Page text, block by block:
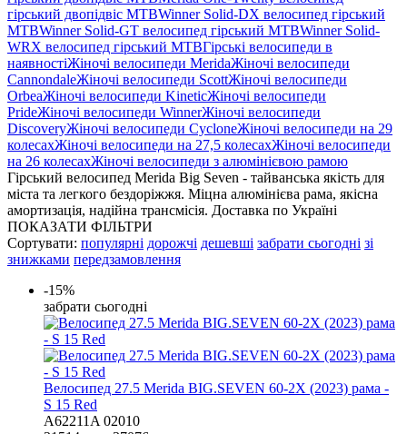
гірський двопідвіс MTBWinner Solid-DX велосипед гірський
MTBWinner Solid-GT велосипед гірський MTBWinner Solid-
WRX велосипед гірський MTBГірські велосипеди в
наявностіЖіночі велосипеди MeridaЖіночі велосипеди
CannondaleЖіночі велосипеди ScottЖіночі велосипеди
OrbeaЖіночі велосипеди KineticЖіночі велосипеди
PrideЖіночі велосипеди WinnerЖіночі велосипеди
DiscoveryЖіночі велосипеди CycloneЖіночі велосипеди на 29
колесахЖіночі велосипеди на 27,5 колесахЖіночі велосипеди
на 26 колесахЖіночі велосипеди з алюмінієвою рамою
Гірський велосипед Merida Big Seven - тайванська якість для
міста та легкого бездоріжжя. Міцна алюмінієва рама, якісна
амортизація, надійна трансмісія. Доставка по Україні
ПОКАЗАТИ ФІЛЬТРИ
Сортувати: популярні дорожчі дешевші забрати сьогодні зі
знижками передзамовлення
-15%
забрати сьогодні
Велосипед 27.5 Merida BIG.SEVEN 60-2X (2023) рама -
S 15 Red
A62211A 02010